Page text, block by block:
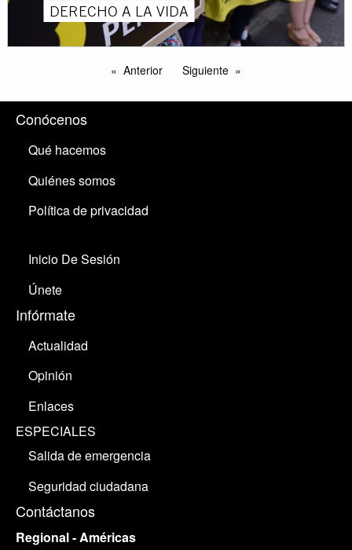
DERECHO A LA VIDA
Anterior Siguiente
Conócenos
Qué hacemos
Quiénes somos
Política de privacidad
Inicio De Sesión
Únete
Infórmate
Actualidad
Opinión
Enlaces
ESPECIALES
Salida de emergencia
Seguridad ciudadana
Contáctanos
Regional - Américas